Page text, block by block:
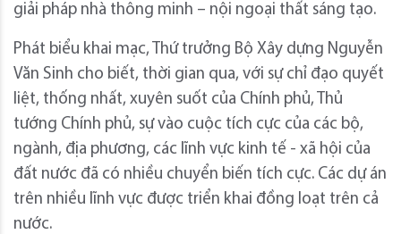
giải pháp nhà thông minh – nội ngoại thất sáng tạo.
Phát biểu khai mạc, Thứ trưởng Bộ Xây dựng Nguyễn
Văn Sinh cho biết, thời gian qua, với sự chỉ đạo quyết
liệt, thống nhất, xuyên suốt của Chính phủ, Thủ
tướng Chính phủ, sự vào cuộc tích cực của các bộ,
ngành, địa phương, các lĩnh vực kinh tế - xã hội của
đất nước đã có nhiều chuyển biến tích cực. Các dự án
trên nhiều lĩnh vực được triển khai đồng loạt trên cả
nước.